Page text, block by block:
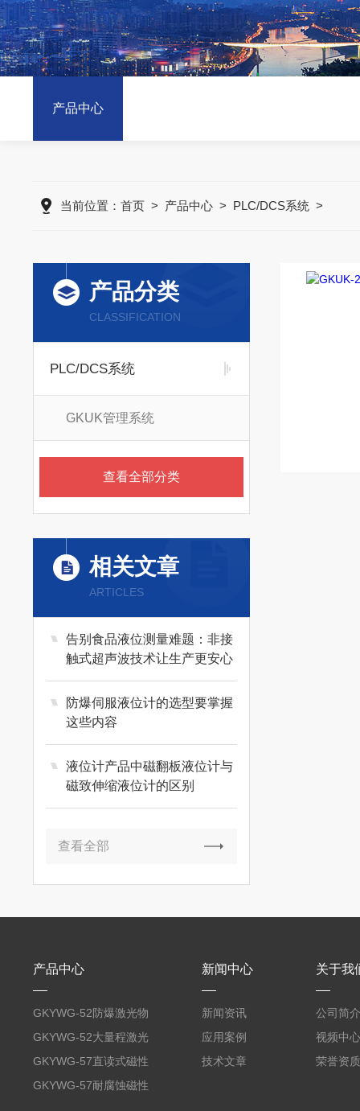
产品中心
当前位置： 首页> 产品中心> PLC/DCS系统>
产品分类
CLASSIFICATION
PLC/DCS系统
GKUK管理系统
查看全部分类
相关文章
ARTICLES
告别食品液位测量难题：非接
触式超声波技术让生产更安心
防爆伺服液位计的选型要掌握
这些内容
液位计产品中磁翻板液位计与
磁致伸缩液位计的区别
查看全部
产品中心
GKYWG-52防爆激光物
位计
GKYWG-52大量程激光
物位计
GKYWG-57直读式磁性
液位计
GKYWG-57耐腐蚀磁性
新闻中心
新闻资讯
应用案例
技术文章
关于我
公司简介
视频中心
荣誉资质